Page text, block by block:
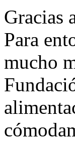
Gracias
Para
mucho